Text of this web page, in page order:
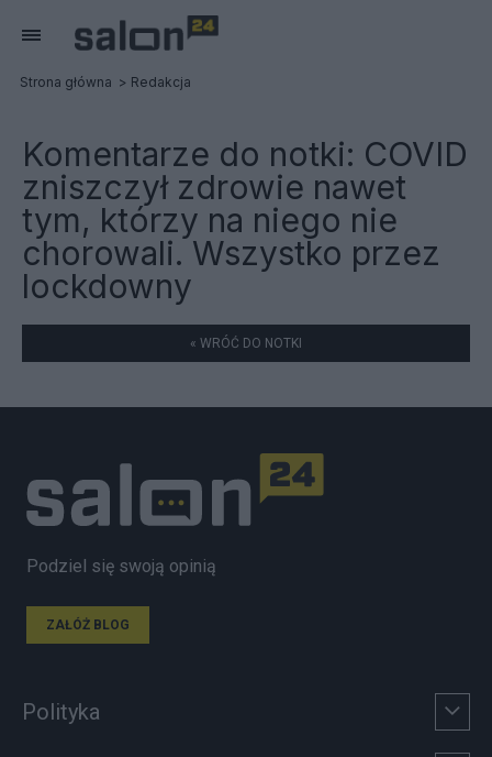
Strona główna Redakcja
Komentarze do notki: COVID
zniszczył zdrowie nawet
tym, którzy na niego nie
chorowali. Wszystko przez
lockdowny
« WRÓĆ DO NOTKI
Podziel się swoją opinią
ZAŁÓŻ BLOG
Polityka